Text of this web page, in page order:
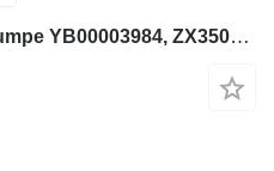
Hitachi 9217993 Zahnradpumpe YB00003984, ZX350LC-6, ZX290LC-5B bomba de engranajes para Hitachi ZX350LC-6, ZX290LC-5B excavadora